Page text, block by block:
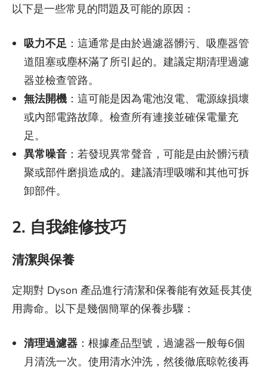
以下是一些常見的問題及可能的原因：
吸力不足 ：這通常是由於過濾器髒污、吸塵器管
道阻塞或塵杯滿了所引起的。建議定期清理過濾
器並檢查管路。
無法開機 ：這可能是因為電池沒電、電源線損壞
或內部電路故障。檢查所有連接並確保電量充
足。
異常噪音 ：若發現異常聲音，可能是由於髒污積
聚或部件磨損造成的。建議清理吸嘴和其他可拆
卸部件。
2. 自我維修技巧
清潔與保養
定期對 Dyson 產品進行清潔和保養能有效延長其使
用壽命。以下是幾個簡單的保養步驟：
清理過濾器 ：根據產品型號，過濾器一般每6個
月清洗一次。使用清水沖洗，然後徹底晾乾後再